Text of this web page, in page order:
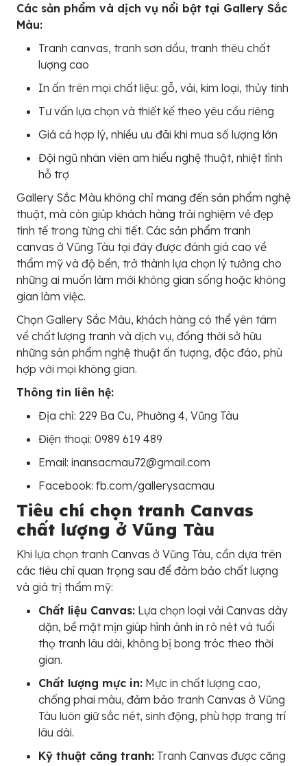
Các sản phẩm và dịch vụ nổi bật tại Gallery Sắc
Màu:
Tranh canvas, tranh sơn dầu, tranh thêu chất
lượng cao
In ấn trên mọi chất liệu: gỗ, vải, kim loại, thủy tinh
Tư vấn lựa chọn và thiết kế theo yêu cầu riêng
Giá cả hợp lý, nhiều ưu đãi khi mua số lượng lớn
Đội ngũ nhân viên am hiểu nghệ thuật, nhiệt tình
hỗ trợ
Gallery Sắc Màu không chỉ mang đến sản phẩm nghệ
thuật, mà còn giúp khách hàng trải nghiệm vẻ đẹp
tinh tế trong từng chi tiết. Các sản phẩm tranh
canvas ở Vũng Tàu tại đây được đánh giá cao về
thẩm mỹ và độ bền, trở thành lựa chọn lý tưởng cho
những ai muốn làm mới không gian sống hoặc không
gian làm việc.
Chọn Gallery Sắc Màu, khách hàng có thể yên tâm
về chất lượng tranh và dịch vụ, đồng thời sở hữu
những sản phẩm nghệ thuật ấn tượng, độc đáo, phù
hợp với mọi không gian.
Thông tin liên hệ:
Địa chỉ: 229 Ba Cu, Phường 4, Vũng Tàu
Điện thoại: 0989 619 489
Email: inansacmau72@gmail.com
Facebook: fb.com/gallerysacmau
Tiêu chí chọn tranh Canvas
chất lượng ở Vũng Tàu
Khi lựa chọn tranh Canvas ở Vũng Tàu, cần dựa trên
các tiêu chí quan trọng sau để đảm bảo chất lượng
và giá trị thẩm mỹ:
Chất liệu Canvas: Lựa chọn loại vải Canvas dày
dặn, bề mặt mịn giúp hình ảnh in rõ nét và tuổi
thọ tranh lâu dài, không bị bong tróc theo thời
gian.
Chất lượng mực in: Mực in chất lượng cao,
chống phai màu, đảm bảo tranh Canvas ở Vũng
Tàu luôn giữ sắc nét, sinh động, phù hợp trang trí
lâu dài.
Kỹ thuật căng tranh: Tranh Canvas được căng